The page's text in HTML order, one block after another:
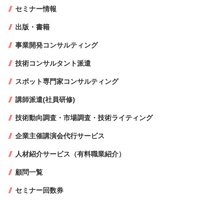
セミナー情報
出版・書籍
事業開発コンサルティング
技術コンサルタント派遣
スポット専門家コンサルティング
講師派遣(社員研修)
技術動向調査・市場調査・技術ライティング
企業主催講演会代行サービス
人材紹介サービス（有料職業紹介）
顧問一覧
セミナー回数券